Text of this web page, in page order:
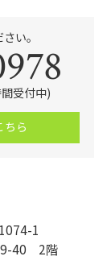
1
40 2階
い。
受付中)
ちら